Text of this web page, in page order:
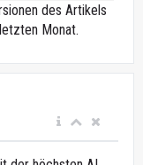
des Artikels
Monat.